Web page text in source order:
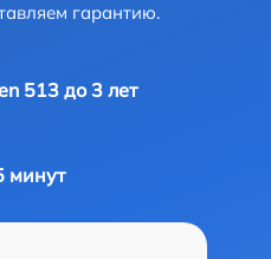
гарантию.
513 до 3 лет
минут